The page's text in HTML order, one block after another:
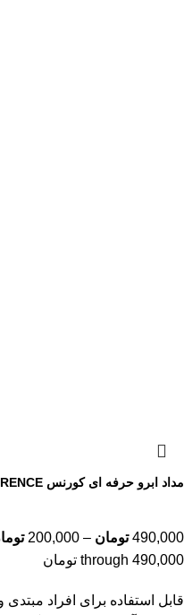
مداد ابرو حرفه ای کورنس CORENCE
490,000 تومان –
200,000
through 490,000 تومان
قابل استفاده برای افراد